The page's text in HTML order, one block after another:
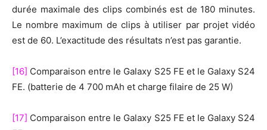
durée maximale des clips combinés est de 180 minutes.
Le nombre maximum de clips à utiliser par projet vidéo
est de 60. L’exactitude des résultats n’est pas garantie.
[16] Comparaison entre le Galaxy S25 FE et le Galaxy S24
FE. (batterie de 4 700 mAh et charge filaire de 25 W)
[17] Comparaison entre le Galaxy S25 FE et le Galaxy S24